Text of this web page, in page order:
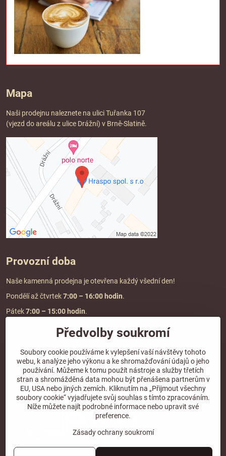
Mapa
Naši prodejnu naleznete na ulici Tuřanka 107
(vjezd do areálu z ulice Drážní) v Brně-Slatině.
Provozní doba
Naše kamenná prodejna je otevřena každý všední den!
Pondělí až čtvrtek7:00 – 16:00 hodin.
Pátek7:00 – 15:00 hodin.
Doprava a platba
DOPRAVA ZDARMA
při objednávce nad2000 Kč vč. DPH.
*Nevztahuje se na paletovou přepravu.
Předvolby soukromí
Soubory cookie používáme k vylepšení vaší návštěvy tohoto
webu, k analýze jeho výkonu a ke shromažďování údajů o jeho
používání. Můžeme k tomu použít nástroje a služby třetích
stran a shromážděná data mohou být přenášena partnerům v
EU, USA nebo jiných zemích. Kliknutím na „Přijmout všechny
soubory cookie“ vyjadřujete svůj souhlas s tímto zpracováním.
Níže můžete najít podrobné informace nebo upravit své
preference.
Zásady ochrany soukromí